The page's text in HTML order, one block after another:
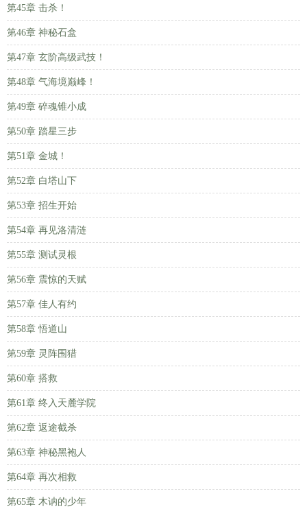
第45章 击杀！
第46章 神秘石盒
第47章 玄阶高级武技！
第48章 气海境巅峰！
第49章 碎魂锥小成
第50章 踏星三步
第51章 金城！
第52章 白塔山下
第53章 招生开始
第54章 再见洛清涟
第55章 测试灵根
第56章 震惊的天赋
第57章 佳人有约
第58章 悟道山
第59章 灵阵围猎
第60章 搭救
第61章 终入天麓学院
第62章 返途截杀
第63章 神秘黑袍人
第64章 再次相救
第65章 木讷的少年